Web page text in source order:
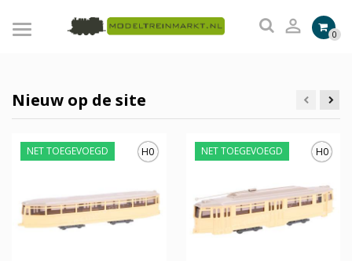
 0
Nieuw op de site
H0
NET TOEGEVOEGD H0
NET TOEGEVOEGD